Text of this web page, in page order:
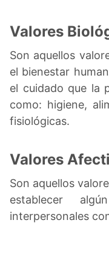
Valores
Son aquellos
el bienestar
el cuidado que la
como: higiene,
fisiológicas.
Valores
Son aquellos
establecer
interpersonales